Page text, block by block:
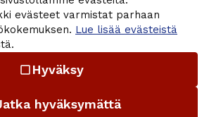
evästeet varmistat parhaan
Lue lisää evästeistä
check_box_outline_blank Hyväksy
hyväksymättä